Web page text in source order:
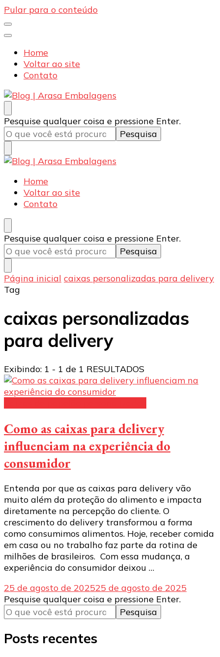
Pular para o conteúdo
Home
Voltar ao site
Contato
Blog | Arasa Embalagens
Confira conteúdos sobre embalagens para pizzas,
doces e salgados. Tudo para seu comércio com a
qualidade Arasa. Leia nossos conteúdos!
Procurando
algo?
Pesquise qualquer coisa e pressione Enter.
Blog | Arasa Embalagens
Confira conteúdos sobre embalagens para pizzas,
doces e salgados. Tudo para seu comércio com a
qualidade Arasa. Leia nossos conteúdos!
Home
Voltar ao site
Contato
Procurando
algo?
Pesquise qualquer coisa e pressione Enter.
Página inicial caixas personalizadas para delivery
Tag
caixas personalizadas
para delivery
Exibindo: 1 - 1 de 1 RESULTADOS
Como as caixas para delivery
influenciam na experiência do
consumidor
Entenda por que as caixas para delivery vão
muito além da proteção do alimento e impacta
diretamente na percepção do cliente. O
crescimento do delivery transformou a forma
como consumimos alimentos. Hoje, receber comida
em casa ou no trabalho faz parte da rotina de
milhões de brasileiros. Com essa mudança, a
experiência do consumidor deixou …
25 de agosto de 202525 de agosto de 2025
Procurando
algo?
Pesquise qualquer coisa e pressione Enter.
Posts recentes